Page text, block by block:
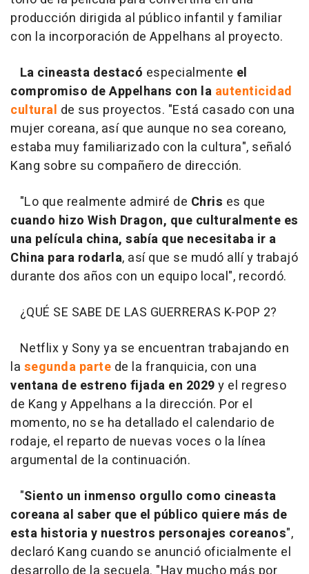
producción dirigida al público infantil y familiar
con la incorporación de Appelhans al proyecto.
La cineasta destacó especialmente el
compromiso de Appelhans con la autenticidad
cultural de sus proyectos. "Está casado con una
mujer coreana, así que aunque no sea coreano,
estaba muy familiarizado con la cultura", señaló
Kang sobre su compañero de dirección.
"Lo que realmente admiré de Chris es que
cuando hizo Wish Dragon, que culturalmente es
una película china, sabía que necesitaba ir a
China para rodarla, así que se mudó allí y trabajó
durante dos años con un equipo local", recordó.
¿QUÉ SE SABE DE LAS GUERRERAS K-POP 2?
Netflix y Sony ya se encuentran trabajando en
la segunda parte de la franquicia, con una
ventana de estreno fijada en 2029y el regreso
de Kang y Appelhans a la dirección. Por el
momento, no se ha detallado el calendario de
rodaje, el reparto de nuevas voces o la línea
argumental de la continuación.
"Siento un inmenso orgullo como cineasta
coreana al saber que el público quiere más de
esta historia y nuestros personajes coreanos",
declaró Kang cuando se anunció oficialmente el